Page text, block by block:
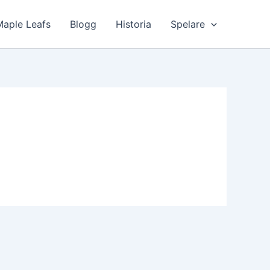
Leafs Blogg Historia Spelare